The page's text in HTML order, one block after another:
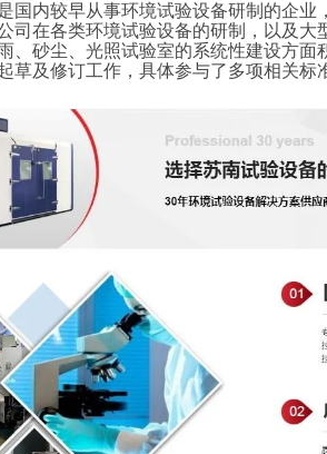
国内较早从事环境试验设备研制的企
司在各类环境试验设备的研制，以及
、砂尘、光照试验室的系统性建设方
草及修订工作，具体参与了多项相关标